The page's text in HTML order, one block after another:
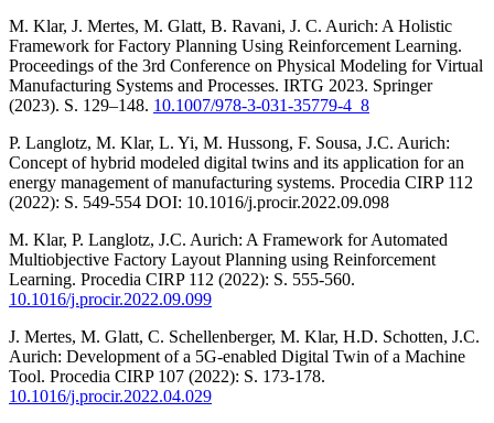
M. Klar, J. Mertes, M. Glatt, B. Ravani, J. C. Aurich: A Holistic
Framework for Factory Planning Using Reinforcement Learning.
Proceedings of the 3rd Conference on Physical Modeling for Virtual
Manufacturing Systems and Processes. IRTG 2023. Springer
(2023). S. 129–148. 10.1007/978-3-031-35779-4_8
P. Langlotz, M. Klar, L. Yi, M. Hussong, F. Sousa, J.C. Aurich:
Concept of hybrid modeled digital twins and its application for an
energy management of manufacturing systems. Procedia CIRP 112
(2022): S. 549-554 DOI: 10.1016/j.procir.2022.09.098
M. Klar, P. Langlotz, J.C. Aurich: A Framework for Automated
Multiobjective Factory Layout Planning using Reinforcement
Learning. Procedia CIRP 112 (2022): S. 555-560.
10.1016/j.procir.2022.09.099
J. Mertes, M. Glatt, C. Schellenberger, M. Klar, H.D. Schotten, J.C.
Aurich: Development of a 5G-enabled Digital Twin of a Machine
Tool. Procedia CIRP 107 (2022): S. 173-178.
10.1016/j.procir.2022.04.029